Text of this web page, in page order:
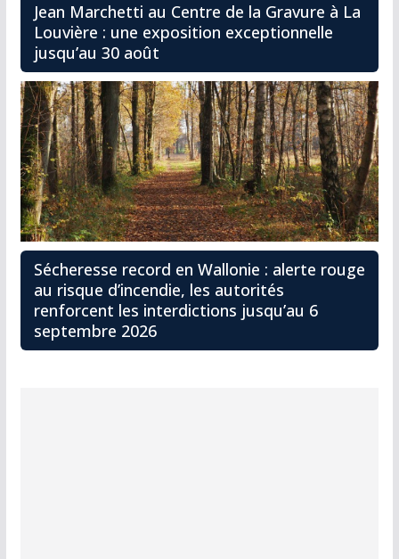
Jean Marchetti au Centre de la Gravure à La
Louvière : une exposition exceptionnelle
jusqu’au 30 août
Sécheresse record en Wallonie : alerte rouge
au risque d’incendie, les autorités
renforcent les interdictions jusqu’au 6
septembre 2026